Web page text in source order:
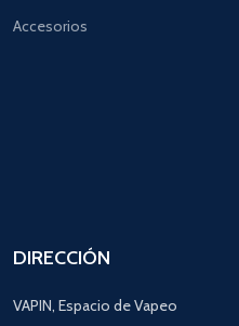
Accesorios
DIRECCIÓN
VAPIN, Espacio de Vapeo